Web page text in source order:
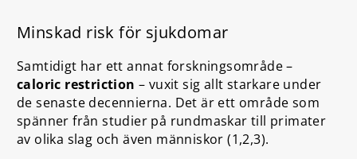
Minskad risk för sjukdomar
Samtidigt har ett annat forskningsområde –
caloric restriction – vuxit sig allt starkare under
de senaste decennierna. Det är ett område som
spänner från studier på rundmaskar till primater
av olika slag och även människor (1,2,3).